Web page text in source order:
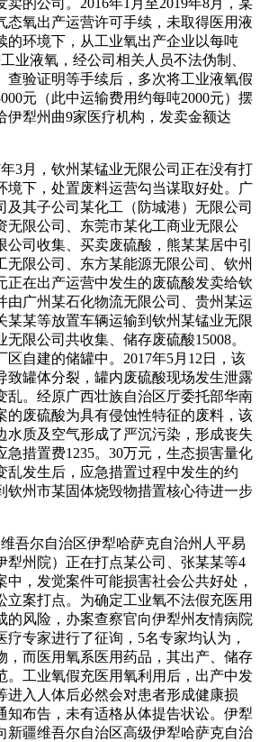
态氧出产运营许可手续，未取得医用液
的环境下，从工业氧出产企业以每吨
业液氧，经公司相关人员不法伪制、
查验证明等手续后，多次将工业液氧假
元（此中运输费用约每吨2000元）摆
伊犁州曲9家医疗机构，发卖金额达
3月，钦州某锰业无限公司正在没有打
境下，处置废料运营勾当谋取好处。广
及其子公司某化工（防城港）无限公司
无限公司、东莞市某化工商业无限公
司收集、买卖废硫酸，熊某某居中引
无限公司、东方某能源无限公司、钦州
正在出产运营中发生的废硫酸发卖给钦
由广州某石化物流无限公司、贵州某运
某某等放置车辆运输到钦州某锰业无限
限公司共收集、储存废硫酸15008。
区自建的储罐中。2017年5月12日，该
致罐体分裂，罐内废硫酸现场发生泄露
乱。经原广西壮族自治区厅委托部华南
的废硫酸为具有侵蚀性特征的废料，该
水质及空气形成了严沉污染，形成丧失
急措置费1235。30万元，生态损害量化
乱发生后，应急措置过程中发生的约
钦州市某固体烧毁物措置核心待进一步
尔自治区伊犁哈萨克自治州人平易
犁州院）正在打点某公司、张某某等4
中，发觉案件可能损害社会公共好处，
立案打点。为确定工业氧不法假充医用
的风险，办案查察官向伊犁州友情病院
疗专家进行了征询，5名专家均认为，
，而医用氧系医用药品，其出产、储存
。工业氧假充医用氧利用后，出产中发
进入人体后必然会对患者形成健康损
知布告，未有适格从体提告状讼。伊犁
新疆维吾尔自治区高级伊犁哈萨克自治